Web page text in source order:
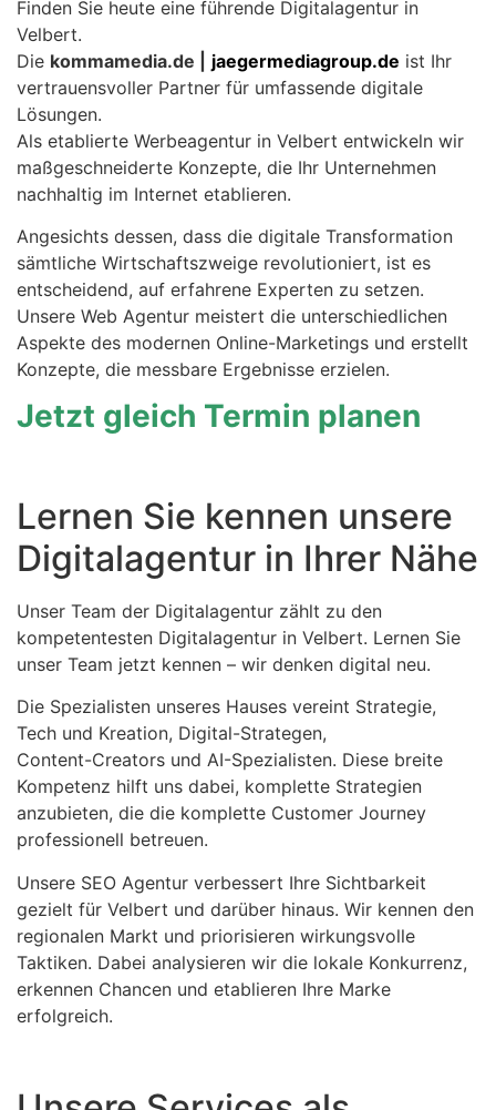
Finden Sie heute eine führende Digitalagentur in
Velbert.
Die kommamedia.de | jaegermediagroup.de ist Ihr
vertrauensvoller Partner für umfassende digitale
Lösungen.
Als etablierte Werbeagentur in Velbert entwickeln wir
maßgeschneiderte Konzepte, die Ihr Unternehmen
nachhaltig im Internet etablieren.
Angesichts dessen, dass die digitale Transformation
sämtliche Wirtschaftszweige revolutioniert, ist es
entscheidend, auf erfahrene Experten zu setzen.
Unsere Web Agentur meistert die unterschiedlichen
Aspekte des modernen Online-Marketings und erstellt
Konzepte, die messbare Ergebnisse erzielen.
Jetzt gleich Termin planen
Lernen Sie kennen unsere
Digitalagentur in Ihrer Nähe
Unser Team der Digitalagentur zählt zu den
kompetentesten Digitalagentur in Velbert. Lernen Sie
unser Team jetzt kennen – wir denken digital neu.
Die Spezialisten unseres Hauses vereint Strategie,
Tech und Kreation, Digital-Strategen,
Content-Creators und AI-Spezialisten. Diese breite
Kompetenz hilft uns dabei, komplette Strategien
anzubieten, die die komplette Customer Journey
professionell betreuen.
Unsere SEO Agentur verbessert Ihre Sichtbarkeit
gezielt für Velbert und darüber hinaus. Wir kennen den
regionalen Markt und priorisieren wirkungsvolle
Taktiken. Dabei analysieren wir die lokale Konkurrenz,
erkennen Chancen und etablieren Ihre Marke
erfolgreich.